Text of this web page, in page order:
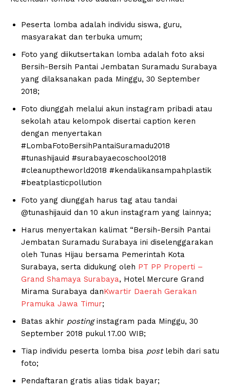
Peserta lomba adalah individu siswa, guru,
masyarakat dan terbuka umum;
Foto yang diikutsertakan lomba adalah foto aksi
Bersih-Bersih Pantai Jembatan Suramadu Surabaya
yang dilaksanakan pada Minggu, 30 September
2018;
Foto diunggah melalui akun instagram pribadi atau
sekolah atau kelompok disertai caption keren
dengan menyertakan
#LombaFotoBersihPantaiSuramadu2018
#tunashijauid #surabayaecoschool2018
#cleanuptheworld2018 #kendalikansampahplastik
#beatplasticpollution
Foto yang diunggah harus tag atau tandai
@tunashijauid dan 10 akun instagram yang lainnya;
Harus menyertakan kalimat “Bersih-Bersih Pantai
Jembatan Suramadu Surabaya ini diselenggarakan
oleh Tunas Hijau bersama Pemerintah Kota
Surabaya, serta didukung oleh PT PP Properti –
Grand Shamaya Surabaya, Hotel Mercure Grand
Mirama Surabaya danKwartir Daerah Gerakan
Pramuka Jawa Timur;
Batas akhir postinginstagram pada Minggu, 30
September 2018 pukul 17.00 WIB;
Tiap individu peserta lomba bisa postlebih dari satu
foto;
Pendaftaran gratis alias tidak bayar;